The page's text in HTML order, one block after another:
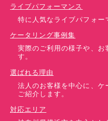
ライブパフォーマンス
特に人気なライブパフォー
ケータリング事例集
実際のご利用の様子や、お
す。
選ばれる理由
法人のお客様を中心に、
ご紹介します。
対応エリア